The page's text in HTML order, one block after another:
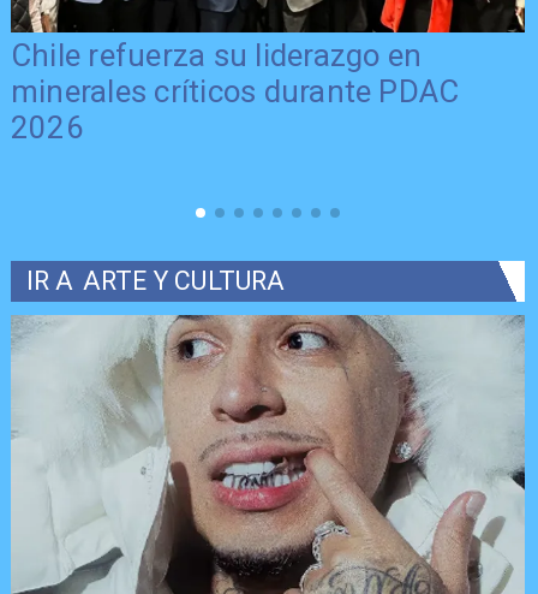
Chile refuerza su liderazgo en
minerales críticos durante PDAC
2026
IR A ARTE Y CULTURA